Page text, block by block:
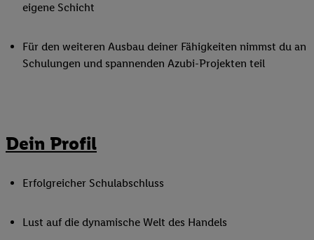
eigene Schicht
Für den weiteren Ausbau deiner Fähigkeiten nimmst du an
Schulungen und spannenden Azubi-Projekten teil
Dein Profil
Erfolgreicher Schulabschluss
Lust auf die dynamische Welt des Handels